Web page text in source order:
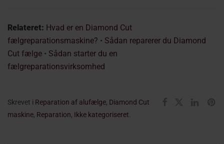
Relateret: Hvad er en Diamond Cut
fælgreparationsmaskine? • Sådan reparerer du Diamond
Cut fælge • Sådan starter du en
fælgreparationsvirksomhed
Skrevet i Reparation af alufælge, Diamond Cut
maskine, Reparation, Ikke kategoriseret